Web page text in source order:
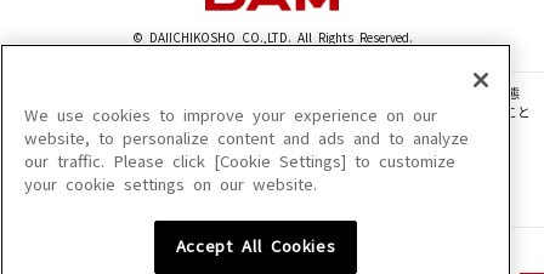
© DAIICHIKOSHO CO.,LTD. All Rights Reserved.
このサイトに掲載されている一切の文章・画像・写真・動画・音声等を、手段や形態
を問わず、著作権法の定める範囲を超えて無断で複製、転載、ファイル化などすること
を禁じます。
楽曲及びコンテンツは、機種によりご利用いただけない場合があります。
楽曲及びコンテンツの配信日、配信内容が変更になる場合があります。
We use cookies to improve your experience on our
website, to personalize content and ads and to analyze
our traffic. Please click [Cookie Settings] to customize
your cookie settings on our website.
Accept All Cookies